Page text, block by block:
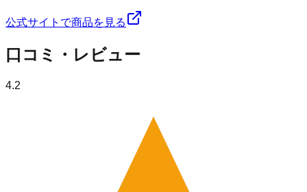
公式サイトで商品を見る
口コミ・レビュー
4.2